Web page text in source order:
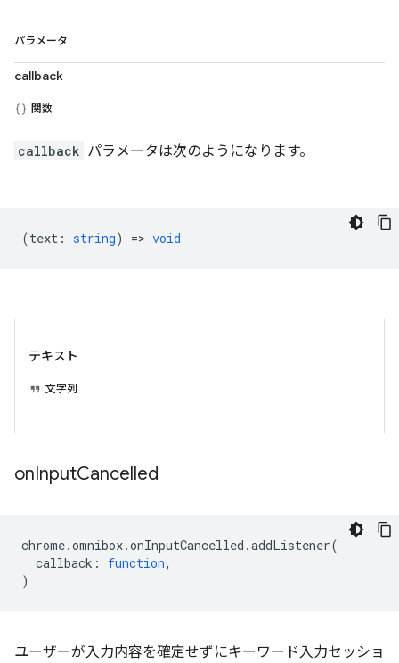
パラメータ
callback
関数
callback パラメータは次のようになります。
(text : string) => void
テキスト
文字列
onInputCancelled
chrome.omnibox.onInputCancelled .addListener(
callback : function,
)
ユーザーが入力内容を確定せずにキーワード入力セッショ